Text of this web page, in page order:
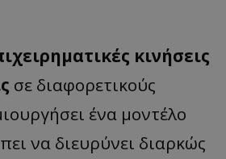
κινήσεις
σε διαφορετικούς
ένα μοντέλο
να διευρύνει διαρκώς